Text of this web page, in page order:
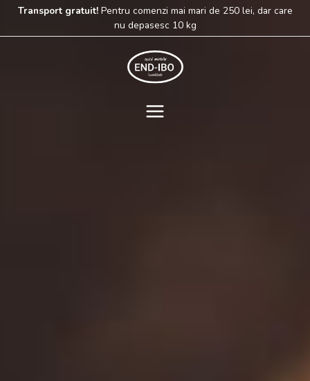
Skip
content
Transport gratuit!Pentru comenzi mai mari de 250 lei, dar care
nu depasesc 10 kg